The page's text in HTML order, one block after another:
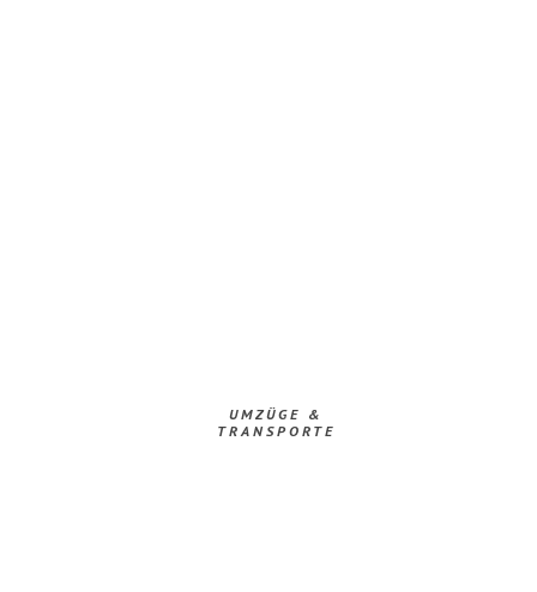
UMZÜGE &
TRANSPORTE